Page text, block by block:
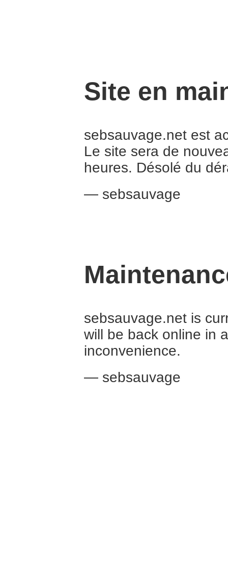
Site en
sebsauvage.net est
Le site sera de
heures. Désolé du
— sebsauvage
sebsauvage.net is
will be back online in
inconvenience.
— sebsauvage